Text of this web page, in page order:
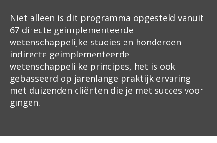
Niet alleen is dit programma opgesteld vanuit
67 directe geimplementeerde
wetenschappelijke studies en honderden
indirecte geimplementeerde
wetenschappelijke principes, het is ook
gebasseerd op jarenlange praktijk ervaring
met duizenden cliënten die je met succes voor
gingen.